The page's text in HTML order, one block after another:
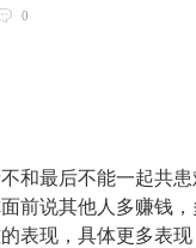
0
和最后不能一起共
前说其他人多赚钱
表现，具体更多表